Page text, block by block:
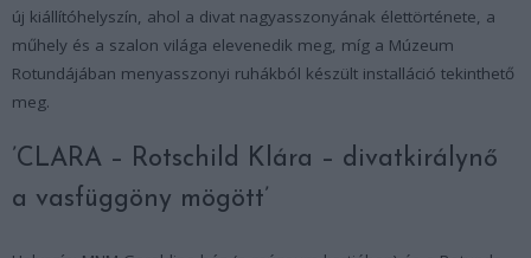
új kiállítóhelyszín, ahol a divat nagyasszonyának élettörténete, a
műhely és a szalon világa elevenedik meg, míg a Múzeum
Rotundájában menyasszonyi ruhákból készült installáció tekinthető
meg.
’CLARA – Rotschild Klára – divatkirálynő
a vasfüggöny mögött’